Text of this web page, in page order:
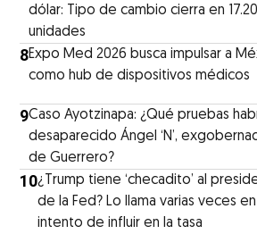
dólar: Tipo de cambio cierra en 17.20
unidades
8Expo Med 2026 busca impulsar a
como hub de dispositivos médicos
9Caso Ayotzinapa: ¿Qué pruebas
desaparecido Ángel ‘N’,
de Guerrero?
10¿Trump tiene ‘checadito’ al
de la Fed? Lo llama varias veces en
intento de influir en la tasa